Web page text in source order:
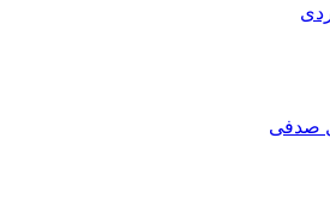
صدفی